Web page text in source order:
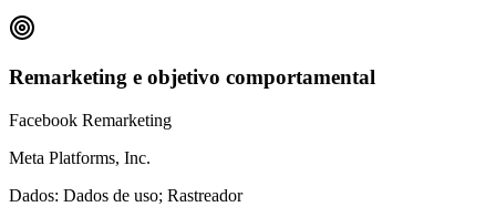
Remarketing e objetivo comportamental
Facebook Remarketing
Meta Platforms, Inc.
Dados: Dados de uso; Rastreador